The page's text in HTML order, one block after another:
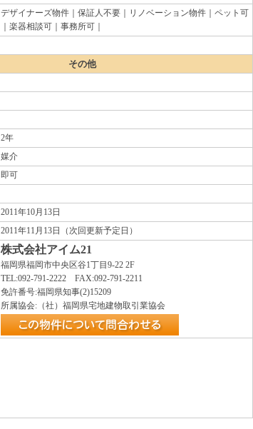
デザイナーズ物件｜保証人不要｜リノベーション物件｜ペット可
｜楽器相談可｜事務所可｜
その他
2年
媒介
即可
2011年10月13日
2011年11月13日（次回更新予定日）
株式会社アイム21
福岡県福岡市中央区谷1丁目9-22 2F
TEL:092-791-2222 FAX:092-791-2211
免許番号:福岡県知事(2)15209
所属協会:（社）福岡県宅地建物取引業協会